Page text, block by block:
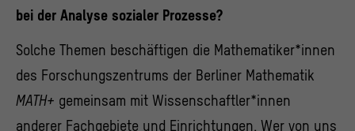
bei der Analyse sozialer Prozesse?
Solche Themen beschäftigen die Mathematiker*innen
des Forschungszentrums der Berliner Mathematik
MATH+ gemeinsam mit Wissenschaftler*innen
anderer Fachgebiete und Einrichtungen. Wer von uns